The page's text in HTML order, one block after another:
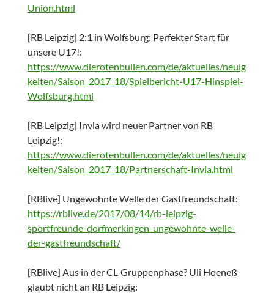
Union.html
[RB Leipzig] 2:1 in Wolfsburg: Perfekter Start für
unsere U17!:
https://www.dierotenbullen.com/de/aktuelles/neuig
keiten/Saison_2017_18/Spielbericht-U17-Hinspiel-
Wolfsburg.html
[RB Leipzig] Invia wird neuer Partner von RB
Leipzig!:
https://www.dierotenbullen.com/de/aktuelles/neuig
keiten/Saison_2017_18/Partnerschaft-Invia.html
[RBlive] Ungewohnte Welle der Gastfreundschaft:
https://rblive.de/2017/08/14/rb-leipzig-
sportfreunde-dorfmerkingen-ungewohnte-welle-
der-gastfreundschaft/
[RBlive] Aus in der CL-Gruppenphase? Uli Hoeneß
glaubt nicht an RB Leipzig: